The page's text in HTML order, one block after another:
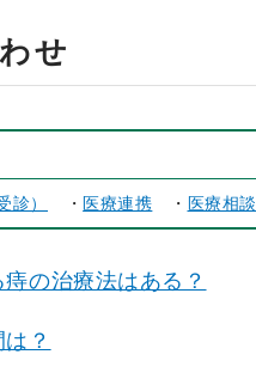
せ
診） ・医療連携 ・ 医療相談
の治療法はある？
？